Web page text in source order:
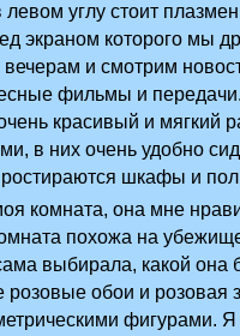
левом углу стоит
экраном которого мы
и смотрим
фильмы и
красивый и мягкий
в них очень удобно
шкафы и
комната, она мне
похожа на
выбирала, какой она
розовые обои и розовая
фигурами. Я